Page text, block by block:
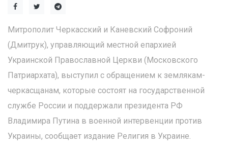
Митрополит Черкасский и Каневский Софроний
(Дмитрук), управляющий местной епархией
Украинской Православной Церкви (Московского
Патриархата), выступил с обращением к землякам-
черкасщанам, которые состоят на государственной
службе России и поддержали президента РФ
Владимира Путина в военной интервенции против
Украины, сообщает издание Религия в Украине.